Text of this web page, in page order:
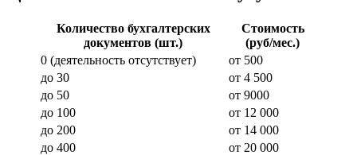
Количество бухгалтерских
документов (шт.)
Стоимость
(руб/мес.)
0 (деятельность отсутствует)
от 500
до 30
от 4 500
до 50
от 9000
до 100
от 12 000
до 200
от 14 000
до 400
от 20 000